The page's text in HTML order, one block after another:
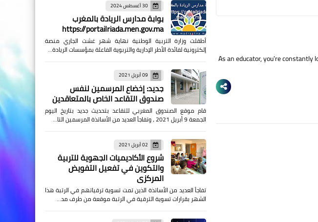
As an educator, you're constantly
30 أغسطس 2024
بوابة مدارس الريادة بالمغرب
https://portailriada.men.gov.ma
أطقلت وزارة التربية الوطنية نهاية شهر غشت الجاري منصة
إلكترونية لفائدة الأطر الإدارية والتربوية الفاعلة بمؤسسات الريادة…
09 أبريل 2021
جديد: إخضاع المرسمين لنفس
صندوق التقاعد الخاص بالمتعاقدين
قام موقع الصندوق المغربي للتقاعد بتحديث جديد بتاريخ اليوم
الجمعة 9 أبريل 2021 ، وتفاجأ العديد من الأساتذة المرسمين التا…
02 أبريل 2021
شروع الأكاديميات الجهوية للتربية
والتكوين في تفعيل التفويض
المركزي
تفاجأ العديد من الأساتذة الذين تمت تسوية ترقياتهم في الرتبة هذا
الشهر بقرارات تسوية الترقية في الرتبة موقعة من طرف مد…